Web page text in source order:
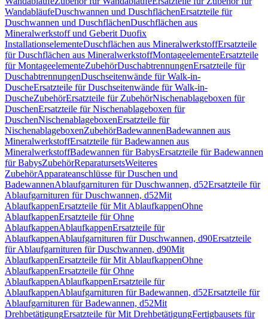
WandabläufeDuschwannen und DuschflächenErsatzteile für
Duschwannen und DuschflächenDuschflächen aus
Mineralwerkstoff und Geberit Duofix
InstallationselementeDuschflächen aus MineralwerkstoffErsatzteile
für Duschflächen aus MineralwerkstoffMontageelementeErsatzteile
für MontageelementeZubehörDuschabtrennungenErsatzteile für
DuschabtrennungenDuschseitenwände für Walk-in-
DuscheErsatzteile für Duschseitenwände für Walk-in-
DuscheZubehörErsatzteile für ZubehörNischenablageboxen für
DuschenErsatzteile für Nischenablageboxen für
DuschenNischenablageboxenErsatzteile für
NischenablageboxenZubehörBadewannenBadewannen aus
MineralwerkstoffErsatzteile für Badewannen aus
MineralwerkstoffBadewannen für BabysErsatzteile für Badewannen
für BabysZubehörReparatursetsWeiteres
ZubehörApparateanschlüsse für Duschen und
BadewannenAblaufgarnituren für Duschwannen, d52Ersatzteile für
Ablaufgarnituren für Duschwannen, d52Mit
AblaufkappenErsatzteile für Mit AblaufkappenOhne
AblaufkappenErsatzteile für Ohne
AblaufkappenAblaufkappenErsatzteile für
AblaufkappenAblaufgarnituren für Duschwannen, d90Ersatzteile
für Ablaufgarnituren für Duschwannen, d90Mit
AblaufkappenErsatzteile für Mit AblaufkappenOhne
AblaufkappenErsatzteile für Ohne
AblaufkappenAblaufkappenErsatzteile für
AblaufkappenAblaufgarnituren für Badewannen, d52Ersatzteile für
Ablaufgarnituren für Badewannen, d52Mit
DrehbetätigungErsatzteile für Mit DrehbetätigungFertigbausets für